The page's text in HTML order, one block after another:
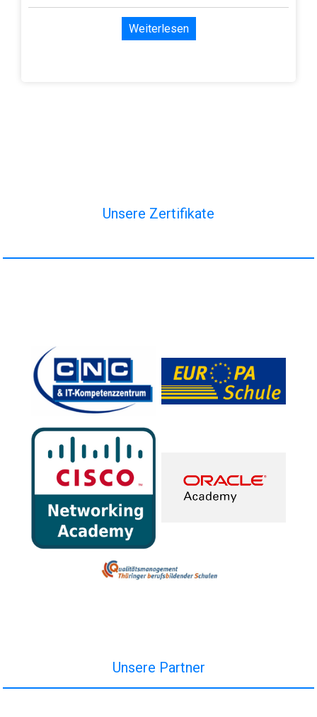
Weiterlesen
Unsere Zertifikate
Unsere Partner